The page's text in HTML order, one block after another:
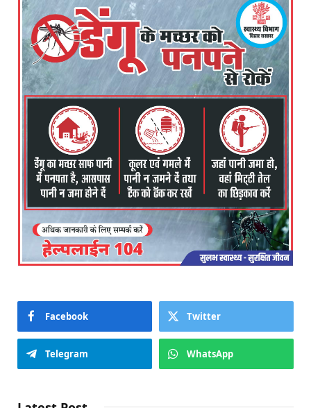
Facebook Twitter
Telegram WhatsApp